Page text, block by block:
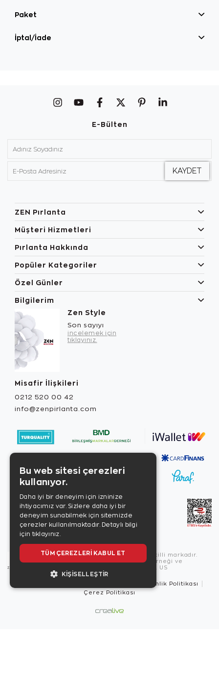
Paket
İptal/İade
E-Bülten
ZEN Pırlanta
Müşteri Hizmetleri
Pırlanta Hakkında
Popüler Kategoriler
Özel Günler
Bilgilerim
Zen Style
Son sayıyı
incelemek için
tıklayınız.
Misafir İlişkileri
0212 520 00 42
info@zenpirlanta.com
Copyright © 2026, Zen Diamond tescilli markadır.
Zen Diamond Birleşmiş Markalar Derneği ve
Turquality Destek Programı üyesidir. US
Güvenlik Politikası
Çerez Politikası
Bu web sitesi çerezleri
kullanıyor.
Daha iyi bir deneyim için izninize
ihtiyacımız var. Sizlere daha iyi bir
deneyim sunabilmek için sitemizde
çerezler kullanılmaktadır. Detaylı bilgi
için tıklayınız.
TÜM ÇEREZLERI KABUL ET
KIŞISELLEŞTIR